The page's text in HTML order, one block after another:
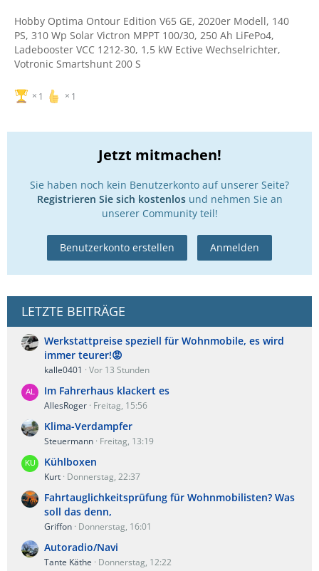
Hobby Optima Ontour Edition V65 GE, 2020er Modell, 140
PS, 310 Wp Solar Victron MPPT 100/30, 250 Ah LiFePo4,
Ladebooster VCC 1212-30, 1,5 kW Ective Wechselrichter,
Votronic Smartshunt 200 S
1 1
Jetzt mitmachen!
Sie haben noch kein Benutzerkonto auf unserer Seite?
Registrieren Sie sich kostenlosund nehmen Sie an
unserer Community teil!
Benutzerkonto erstellen Anmelden
LETZTE BEITRÄGE
Werkstattpreise speziell für Wohnmobile, es wird
immer teurer!😡
kalle0401 Vor 13 Stunden
Im Fahrerhaus klackert es
AllesRoger Freitag, 15:56
Klima-Verdampfer
Steuermann Freitag, 13:19
Kühlboxen
Kurt Donnerstag, 22:37
Fahrtauglichkeitsprüfung für Wohnmobilisten? Was
soll das denn,
Griffon Donnerstag, 16:01
Autoradio/Navi
Tante Käthe Donnerstag, 12:22